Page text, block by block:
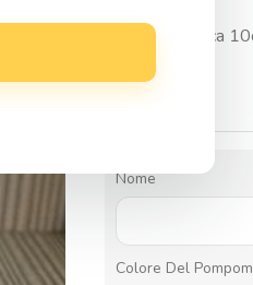
Dimensioni circa
2,20
Nome
Colore Del Pompom